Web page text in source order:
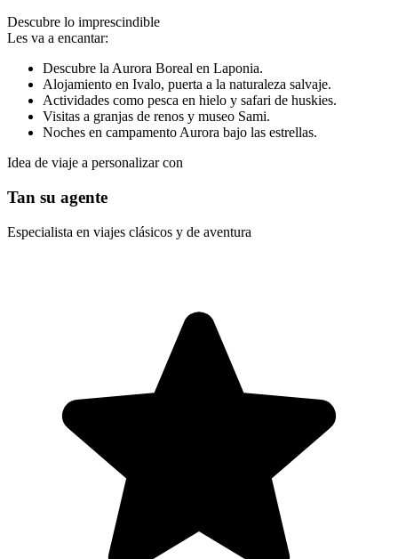
Descubre lo imprescindible
Les va a encantar:
Descubre la Aurora Boreal en Laponia.
Alojamiento en Ivalo, puerta a la naturaleza salvaje.
Actividades como pesca en hielo y safari de huskies.
Visitas a granjas de renos y museo Sami.
Noches en campamento Aurora bajo las estrellas.
Idea de viaje a personalizar con
Tan su agente
Especialista en viajes clásicos y de aventura